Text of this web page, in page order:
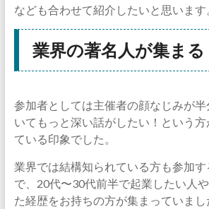
なども合わせて紹介したいと思います
業界の著名人が集まる
参加者としては主催者の顔なじみが
いてもっと深い話がしたい！という
ている印象でした。
業界では結構知られている方も参加す
で、20代〜30代前半で起業したい人
た経歴をお持ちの方が集まっていまし